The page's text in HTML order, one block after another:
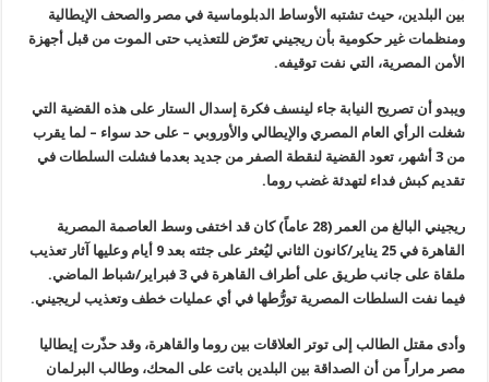
بين البلدين، حيث تشتبه الأوساط الدبلوماسية في مصر والصحف الإيطالية
ومنظمات غير حكومية بأن ريجيني تعرّض للتعذيب حتى الموت من قبل أجهزة
الأمن المصرية، التي نفت توقيفه.
ويبدو أن تصريح النيابة جاء لينسف فكرة إسدال الستار على هذه القضية التي
شغلت الرأي العام المصري والإيطالي والأوروبي – على حد سواء –لما يقرب
من 3 أشهر، تعود القضية لنقطة الصفر من جديد بعدما فشلت السلطات في
تقديم كبش فداء لتهدئة غضب روما.
ريجيني البالغ من العمر (28 عاماً) كان قد اختفى وسط العاصمة المصرية
القاهرة في 25 يناير/كانون الثاني ليُعثر على جثته بعد 9 أيام وعليها آثار تعذيب
ملقاة على جانب طريق على أطراف القاهرة في 3 فبراير/شباط الماضي.
فيما نفت السلطات المصرية تورُّطها في أي عمليات خطف وتعذيب لريجيني.
وأدى مقتل الطالب إلى توتر العلاقات بين روما والقاهرة، وقد حذّرت إيطاليا
مصر مراراً من أن الصداقة بين البلدين باتت على المحك، وطالب البرلمان